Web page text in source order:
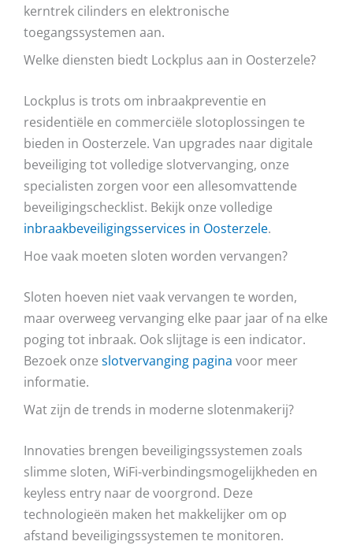
kerntrek cilinders en elektronische
toegangssystemen aan.
Welke diensten biedt Lockplus aan in Oosterzele?
Lockplus is trots om inbraakpreventie en
residentiële en commerciële slotoplossingen te
bieden in Oosterzele. Van upgrades naar digitale
beveiliging tot volledige slotvervanging, onze
specialisten zorgen voor een allesomvattende
beveiligingschecklist. Bekijk onze volledige
inbraakbeveiligingsservices in Oosterzele.
Hoe vaak moeten sloten worden vervangen?
Sloten hoeven niet vaak vervangen te worden,
maar overweeg vervanging elke paar jaar of na elke
poging tot inbraak. Ook slijtage is een indicator.
Bezoek onze slotvervanging pagina voor meer
informatie.
Wat zijn de trends in moderne slotenmakerij?
Innovaties brengen beveiligingssystemen zoals
slimme sloten, WiFi-verbindingsmogelijkheden en
keyless entry naar de voorgrond. Deze
technologieën maken het makkelijker om op
afstand beveiligingssystemen te monitoren.